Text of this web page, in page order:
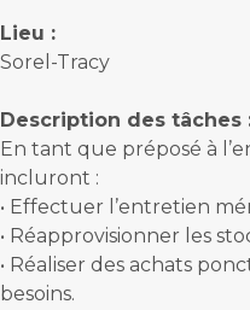
Lieu :
Sorel-Tracy
Description des tâches
En tant que préposé à
incluront :
• Effectuer l’entretien
• Réapprovisionner les
• Réaliser des achats
besoins.